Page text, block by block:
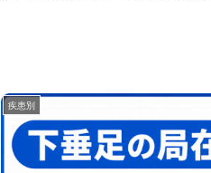
疾患別